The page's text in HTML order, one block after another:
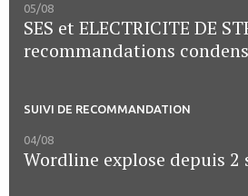
05/08
SES et ELECTRICITE DE
recommandations
SUIVI DE RECOMMANDATION
04/08
Wordline explose depuis 2